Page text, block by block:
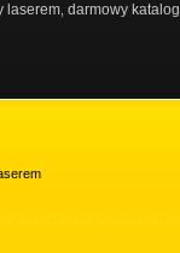
laserem darmowy katalog